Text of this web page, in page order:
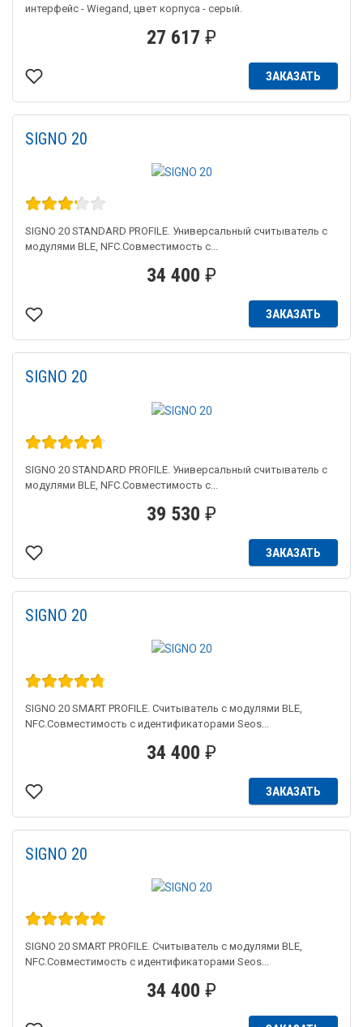
интерфейс - Wiegand, цвет корпуса - серый.
27 617 ₽
ЗАКАЗАТЬ
SIGNO 20
SIGNO 20 STANDARD PROFILE. Универсальный считыватель с
модулями BLE, NFC.Совместимость с...
34 400 ₽
ЗАКАЗАТЬ
SIGNO 20
SIGNO 20 STANDARD PROFILE. Универсальный считыватель с
модулями BLE, NFC.Совместимость с...
39 530 ₽
ЗАКАЗАТЬ
SIGNO 20
SIGNO 20 SMART PROFILE. Считыватель с модулями BLE,
NFC.Совместимость с идентификаторами Seos...
34 400 ₽
ЗАКАЗАТЬ
SIGNO 20
SIGNO 20 SMART PROFILE. Считыватель с модулями BLE,
NFC.Совместимость с идентификаторами Seos...
34 400 ₽